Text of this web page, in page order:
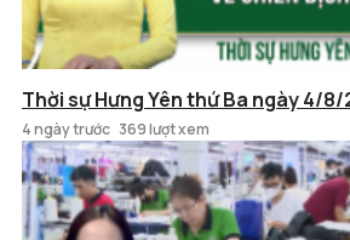
Thời sự Hưng Yên thứ Ba ngày 4/
4 ngày trước 369 lượt xem